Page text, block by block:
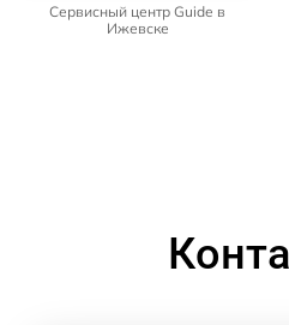
Сервисный центр Guide в
Ижевске